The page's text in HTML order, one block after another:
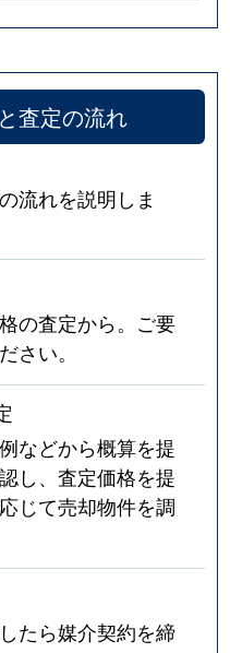
査定の流れ
流れを説明しま
の査定から。ご要
さい。
などから概算を提
し、査定価格を提
じて売却物件を調
たら媒介契約を締